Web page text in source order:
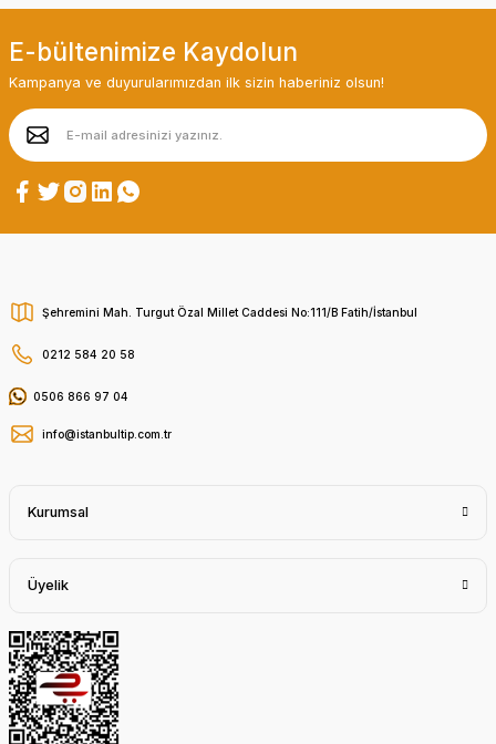
E-bültenimize Kaydolun
Kampanya ve duyurularımızdan ilk sizin haberiniz olsun!
Şehremini Mah. Turgut Özal Millet Caddesi No:111/B Fatih/İstanbul
0212 584 20 58
0506 866 97 04
info@istanbultip.com.tr
Kurumsal
Üyelik